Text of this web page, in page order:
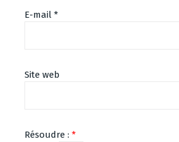
E-mail *
Site web
Résoudre : *